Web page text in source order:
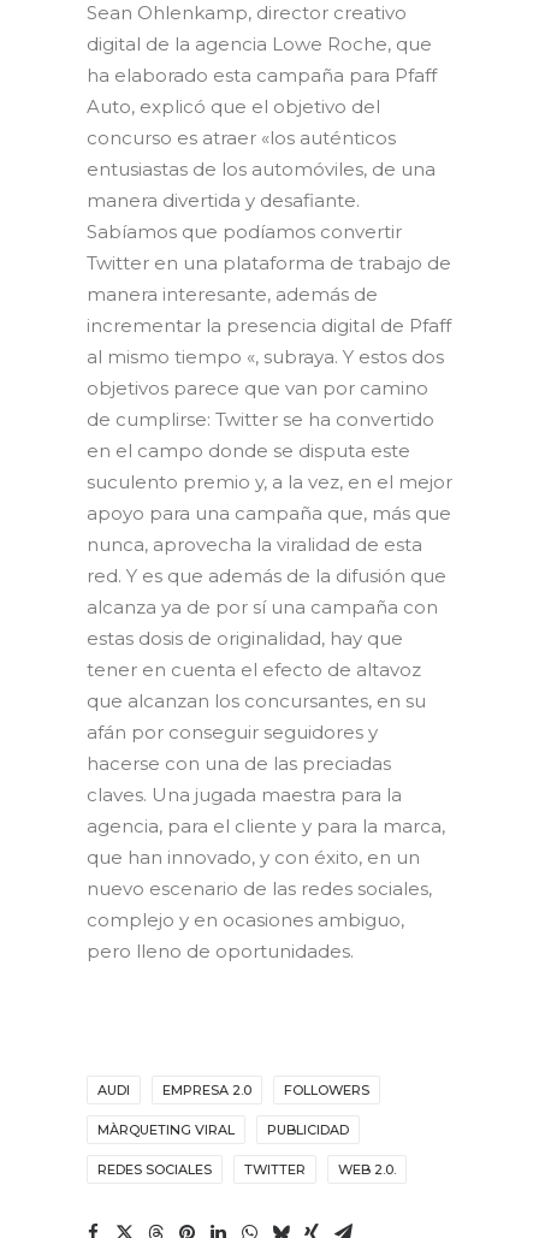
Sean Ohlenkamp, director creativo
digital de la agencia Lowe Roche, que
ha elaborado esta campaña para Pfaff
Auto, explicó que el objetivo del
concurso es atraer «los auténticos
entusiastas de los automóviles, de una
manera divertida y desafiante.
Sabíamos que podíamos convertir
Twitter en una plataforma de trabajo de
manera interesante, además de
incrementar la presencia digital de Pfaff
al mismo tiempo «, subraya. Y estos dos
objetivos parece que van por camino
de cumplirse: Twitter se ha convertido
en el campo donde se disputa este
suculento premio y, a la vez, en el mejor
apoyo para una campaña que, más que
nunca, aprovecha la viralidad de esta
red. Y es que además de la difusión que
alcanza ya de por sí una campaña con
estas dosis de originalidad, hay que
tener en cuenta el efecto de altavoz
que alcanzan los concursantes, en su
afán por conseguir seguidores y
hacerse con una de las preciadas
claves. Una jugada maestra para la
agencia, para el cliente y para la marca,
que han innovado, y con éxito, en un
nuevo escenario de las redes sociales,
complejo y en ocasiones ambiguo,
pero lleno de oportunidades.
AUDI EMPRESA 2.0 FOLLOWERS
MÀRQUETING VIRAL PUBLICIDAD
REDES SOCIALES TWITTER WEB 2.0.